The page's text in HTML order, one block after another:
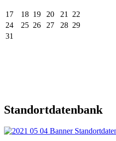
17 18 19 20 21 22
24
25 26 27 28 29
31
Standortdatenbank